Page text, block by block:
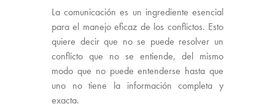
La comunicación es un ingrediente esencial
para el manejo eficaz de los conflictos. Esto
quiere decir que no se puede resolver un
conflicto que no se entiende, del mismo
modo que no puede entenderse hasta que
uno no tiene la información completa y
exacta.